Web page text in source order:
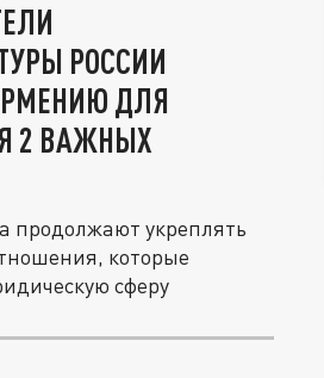
РОССИИ
ДЛЯ
2 ВАЖНЫХ
продолжают укреплять
которые
сферу